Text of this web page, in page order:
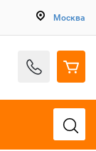
Москва